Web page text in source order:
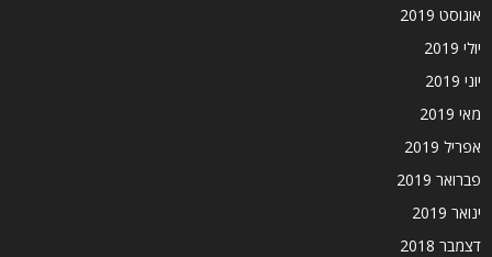
אוגוסט 2019
יולי 2019
יוני 2019
מאי 2019
אפריל 2019
פברואר 2019
ינואר 2019
דצמבר 2018